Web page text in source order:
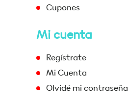
Cupones
Mi cuenta
Regístrate
Mi Cuenta
Olvidé mi contraseña